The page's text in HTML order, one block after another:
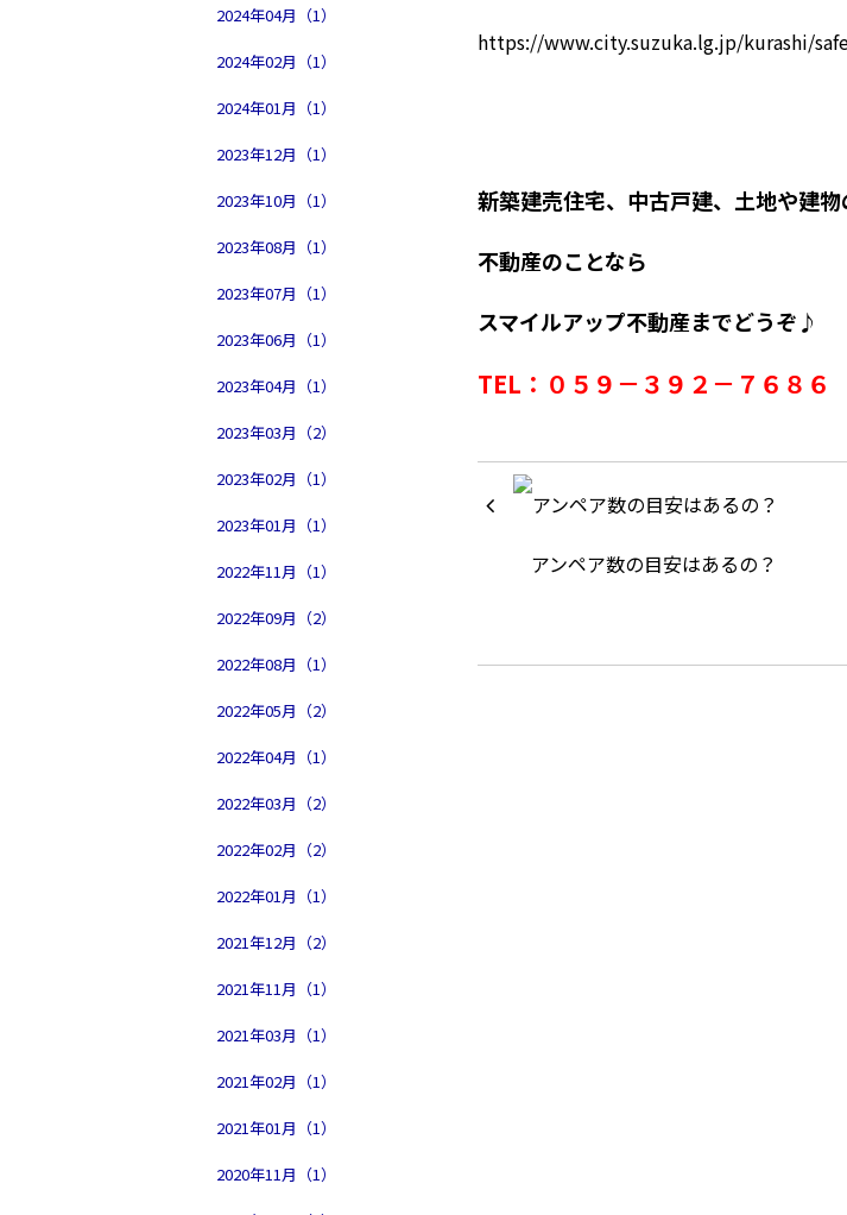
2024年04月（1）
2024年02月（1）
2024年01月（1）
2023年12月（1）
2023年10月（1）
2023年08月（1）
2023年07月（1）
2023年06月（1）
2023年04月（1）
2023年03月（2）
2023年02月（1）
2023年01月（1）
2022年11月（1）
2022年09月（2）
2022年08月（1）
2022年05月（2）
2022年04月（1）
2022年03月（2）
2022年02月（2）
2022年01月（1）
2021年12月（2）
2021年11月（1）
2021年03月（1）
2021年02月（1）
2021年01月（1）
2020年11月（1）
https://www.city.suzuka.lg.jp/kurashi/
新築建売住宅、中古戸建、土地や建
不動産のことなら
スマイルアップ不動産までどうぞ♪
TEL：０５９－３９２－７６８６
アンペア数の目安はあるの？